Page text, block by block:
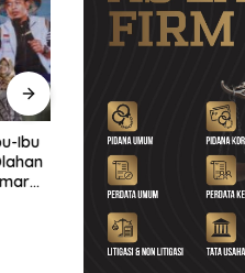
M.
“No
Lewat Program Desa
BRI Magetan Dorong
Wates Berprestasi